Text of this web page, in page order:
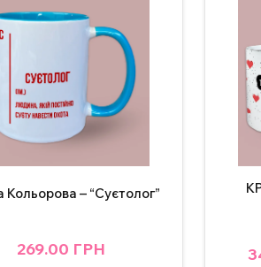
Кольорова – “Суєтолог”
269.00 ГРН